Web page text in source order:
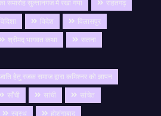
समारोह सुल्तानगंज में रखा गया
राहतगढ़
विदिशा विदेश
विलासपुर
श्रीमद् भागवत कथा
सतना
हेतु रजक समाज द्वारा कमिश्नर को ज्ञापन
साँची सांची
सांचेत
स्वस्थ होशंगाबाद